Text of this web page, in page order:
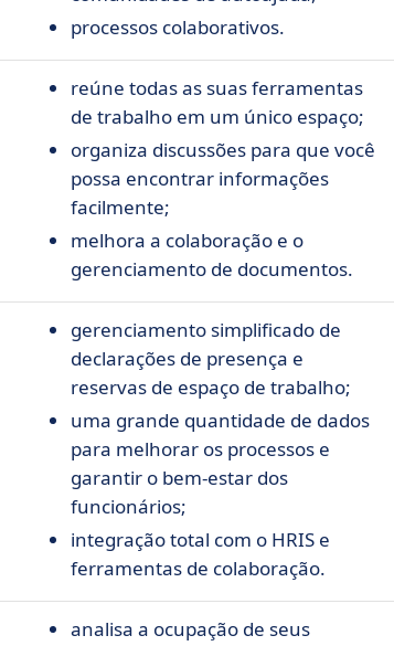
processos colaborativos.
reúne todas as suas ferramentas
de trabalho em um único espaço;
organiza discussões para que você
possa encontrar informações
facilmente;
melhora a colaboração e o
gerenciamento de documentos.
gerenciamento simplificado de
declarações de presença e
reservas de espaço de trabalho;
uma grande quantidade de dados
para melhorar os processos e
garantir o bem-estar dos
funcionários;
integração total com o HRIS e
ferramentas de colaboração.
analisa a ocupação de seus